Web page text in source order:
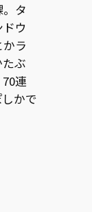
タ
ウ
ラ
ぶ
連
かで